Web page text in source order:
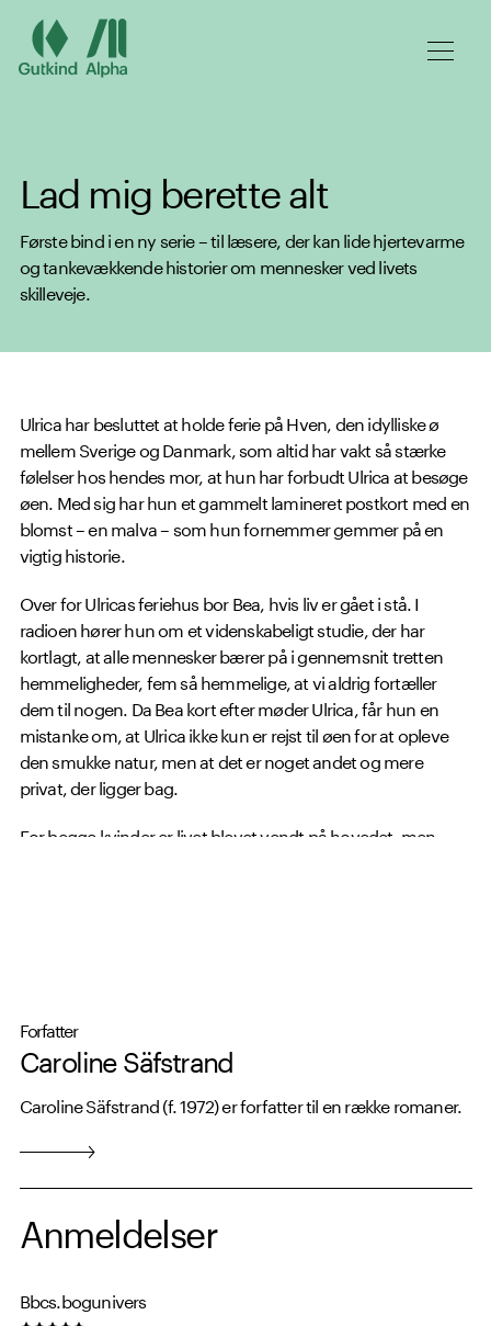
Spring til hovedindhold
Lad mig berette alt
Første bind i en ny serie – til læsere, der kan lide hjertevarme
og tankevækkende historier om mennesker ved livets
skilleveje.
Ulrica har besluttet at holde ferie på Hven, den idylliske ø
mellem Sverige og Danmark, som altid har vakt så stærke
følelser hos hendes mor, at hun har forbudt Ulrica at besøge
øen. Med sig har hun et gammelt lamineret postkort med en
blomst – en malva – som hun fornemmer gemmer på en
vigtig historie.
Over for Ulricas feriehus bor Bea, hvis liv er gået i stå. I
radioen hører hun om et videnskabeligt studie, der har
kortlagt, at alle mennesker bærer på i gennemsnit tretten
hemmeligheder, fem så hemmelige, at vi aldrig fortæller
dem til nogen. Da Bea kort efter møder Ulrica, får hun en
mistanke om, at Ulrica ikke kun er rejst til øen for at opleve
den smukke natur, men at det er noget andet og mere
privat, der ligger bag.
For begge kvinder er livet blevet vendt på hovedet, men
Forfatter
Caroline Säfstrand
Caroline Säfstrand (f. 1972) er forfatter til en række romaner.
Anmeldelser
Bbcs.bogunivers